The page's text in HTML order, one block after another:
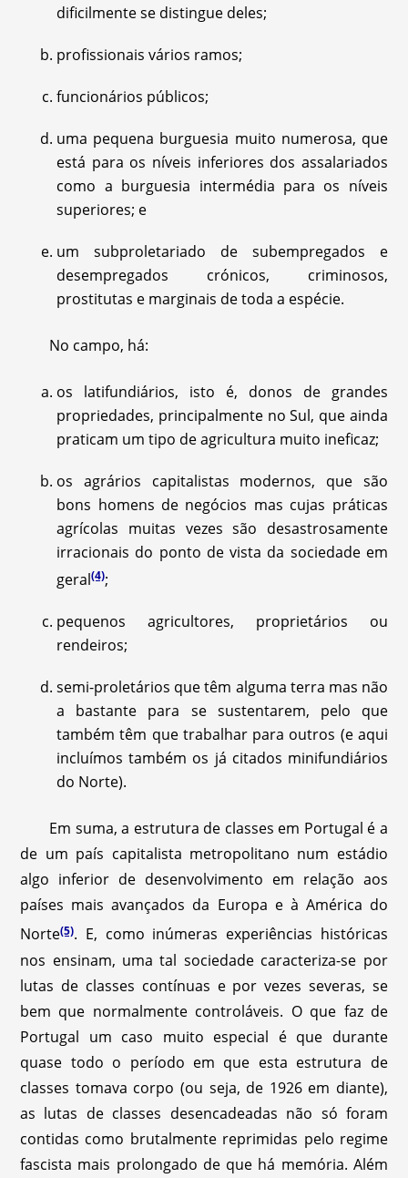
dificilmente se distingue deles;
profissionais vários ramos;
funcionários públicos;
uma pequena burguesia muito numerosa, que
está para os níveis inferiores dos assalariados
como a burguesia intermédia para os níveis
superiores; e
um subproletariado de subempregados e
desempregados crónicos, criminosos,
prostitutas e marginais de toda a espécie.
No campo, há:
os latifundiários, isto é, donos de grandes
propriedades, principalmente no Sul, que ainda
praticam um tipo de agricultura muito ineficaz;
os agrários capitalistas modernos, que são
bons homens de negócios mas cujas práticas
agrícolas muitas vezes são desastrosamente
irracionais do ponto de vista da sociedade em
geral(4);
pequenos agricultores, proprietários ou
rendeiros;
semi-proletários que têm alguma terra mas não
a bastante para se sustentarem, pelo que
também têm que trabalhar para outros (e aqui
incluímos também os já citados minifundiários
do Norte).
Em suma, a estrutura de classes em Portugal é a
de um país capitalista metropolitano num estádio
algo inferior de desenvolvimento em relação aos
países mais avançados da Europa e à América do
Norte(5). E, como inúmeras experiências históricas
nos ensinam, uma tal sociedade caracteriza-se por
lutas de classes contínuas e por vezes severas, se
bem que normalmente controláveis. O que faz de
Portugal um caso muito especial é que durante
quase todo o período em que esta estrutura de
classes tomava corpo (ou seja, de 1926 em diante),
as lutas de classes desencadeadas não só foram
contidas como brutalmente reprimidas pelo regime
fascista mais prolongado de que há memória. Além